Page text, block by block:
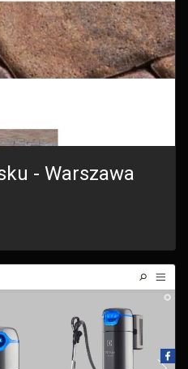
- Warszawa